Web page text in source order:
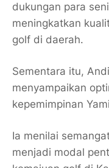
dukungan para
meningkatkan
golf di daerah.
Sementara itu,
menyampaikan
kepemimpinan
Ia menilai
menjadi modal